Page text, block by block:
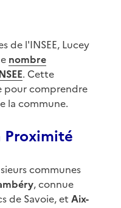
de l'INSEE, Lucey
nombre
. Cette
pour comprendre
la commune.
communes
, connue
de Savoie, et Aix-